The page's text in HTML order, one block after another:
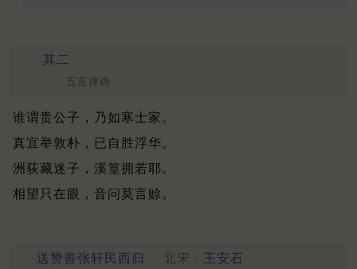
其二
五言律诗
谁谓贵公子，乃如寒士家。
真宜举敦朴，已自胜浮华。
洲荻藏迷子，溪篁拥若耶。
相望只在眼，音问莫言赊。
送赞善张轩民西归 北宋 · 王安石